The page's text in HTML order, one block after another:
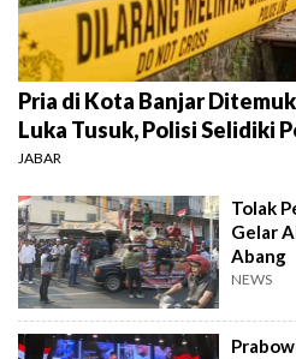
Pria di Kota Banjar
Luka Tusuk, Polisi Selidiki
JABAR
Tolak
Gelar
Abang
NEWS